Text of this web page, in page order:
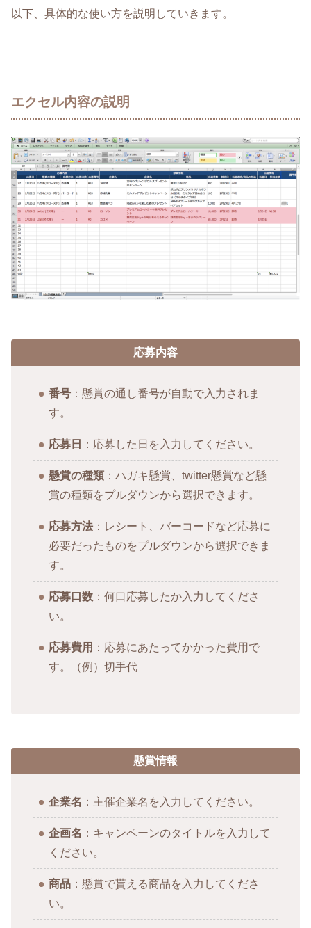
以下、具体的な使い方を説明していきます。
エクセル内容の説明
応募内容
番号 ：懸賞の通し番号が自動で入力されま
す。
応募日 ：応募した日を入力してください。
懸賞の種類 ：ハガキ懸賞、twitter懸賞など懸
賞の種類をプルダウンから選択できます。
応募方法 ：レシート、バーコードなど応募に
必要だったものをプルダウンから選択できま
す。
応募口数 ：何口応募したか入力してくださ
い。
応募費用 ：応募にあたってかかった費用で
す。（例）切手代
懸賞情報
企業名 ：主催企業名を入力してください。
企画名 ：キャンペーンのタイトルを入力して
ください。
商品 ：懸賞で貰える商品を入力してくださ
い。